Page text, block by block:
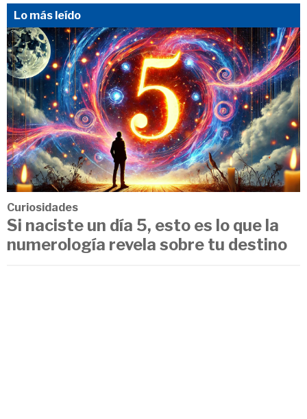
Lo más leído
Curiosidades
Si naciste un día 5, esto es lo que la
numerología revela sobre tu destino